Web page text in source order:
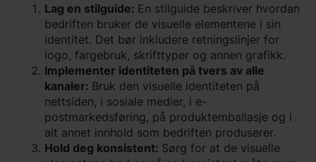
Lag en stilguide: En stilguide beskriver hvordan
bedriften bruker de visuelle elementene i sin
identitet. Det bør inkludere retningslinjer for
logo, fargebruk, skrifttyper og annen grafikk.
Implementer identiteten på tvers av alle
kanaler: Bruk den visuelle identiteten på
nettsiden, i sosiale medier, i e-
postmarkedsføring, på produktemballasje og i
alt annet innhold som bedriften produserer.
Hold deg konsistent: Sørg for at de visuelle